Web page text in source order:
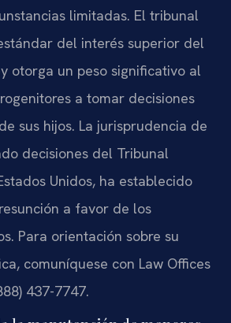
limitadas. El tribunal
del interés superior del
otorga un peso significativo al
a tomar decisiones
sus hijos. La jurisprudencia de
decisiones del Tribunal
Unidos, ha establecido
a favor de los
Para orientación sobre su
comuníquese con Law Offices
437-7747.